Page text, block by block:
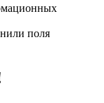
поля